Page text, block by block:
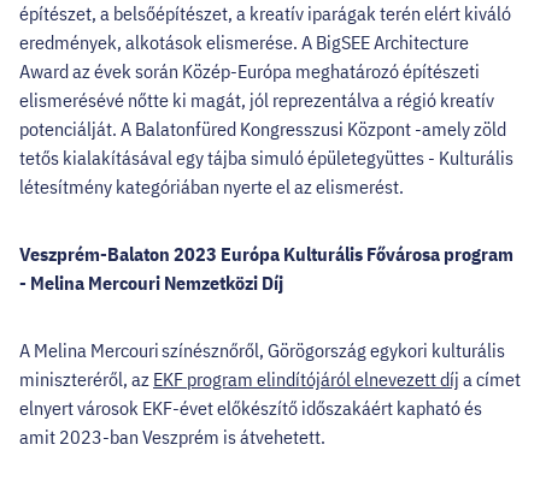
építészet, a belsőépítészet, a kreatív iparágak terén elért kiváló
eredmények, alkotások elismerése. A BigSEE Architecture
Award az évek során Közép-Európa meghatározó építészeti
elismerésévé nőtte ki magát, jól reprezentálva a régió kreatív
potenciálját. A Balatonfüred Kongresszusi Központ -amely zöld
tetős kialakításával egy tájba simuló épületegyüttes - Kulturális
létesítmény kategóriában nyerte el az elismerést.
Veszprém-Balaton 2023 Európa Kulturális Fővárosa program
- Melina Mercouri Nemzetközi Díj
A Melina Mercouri színésznőről, Görögország egykori kulturális
miniszteréről, az EKF program elindítójáról elnevezett díj a címet
elnyert városok EKF-évet előkészítő időszakáért kapható és
amit 2023-ban Veszprém is átvehetett.